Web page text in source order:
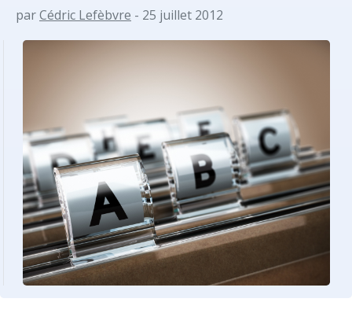
parCédric Lefèbvre - 25 juillet 2012